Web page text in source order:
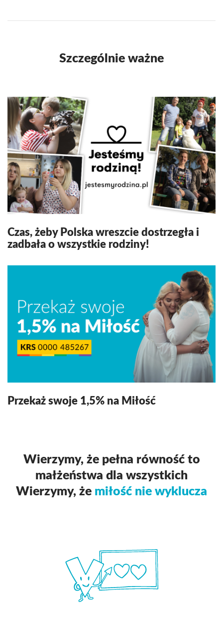
Szczególnie ważne
Czas, żeby Polska wreszcie dostrzegła i
zadbała o wszystkie rodziny!
Przekaż swoje 1,5% na Miłość
Wierzymy, że pełna równość to
małżeństwa dla wszystkich
Wierzymy, że miłość nie wyklucza